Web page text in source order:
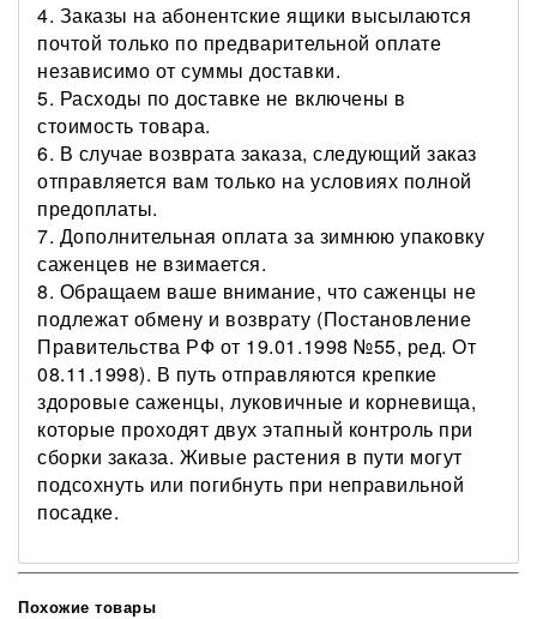
4. Заказы на абонентские ящики высылаются
почтой только по предварительной оплате
независимо от суммы доставки.
5. Расходы по доставке не включены в
стоимость товара.
6. В случае возврата заказа, следующий заказ
отправляется вам только на условиях полной
предоплаты.
7. Дополнительная оплата за зимнюю упаковку
саженцев не взимается.
8. Обращаем ваше внимание, что саженцы не
подлежат обмену и возврату (Постановление
Правительства РФ от 19.01.1998 №55, ред. От
08.11.1998). В путь отправляются крепкие
здоровые саженцы, луковичные и корневища,
которые проходят двух этапный контроль при
сборки заказа. Живые растения в пути могут
подсохнуть или погибнуть при неправильной
посадке.
Похожие товары